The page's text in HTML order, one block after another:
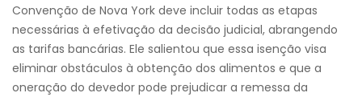
Convenção de Nova York deve incluir todas as etapas
necessárias à efetivação da decisão judicial, abrangendo
as tarifas bancárias. Ele salientou que essa isenção visa
eliminar obstáculos à obtenção dos alimentos e que a
oneração do devedor pode prejudicar a remessa da